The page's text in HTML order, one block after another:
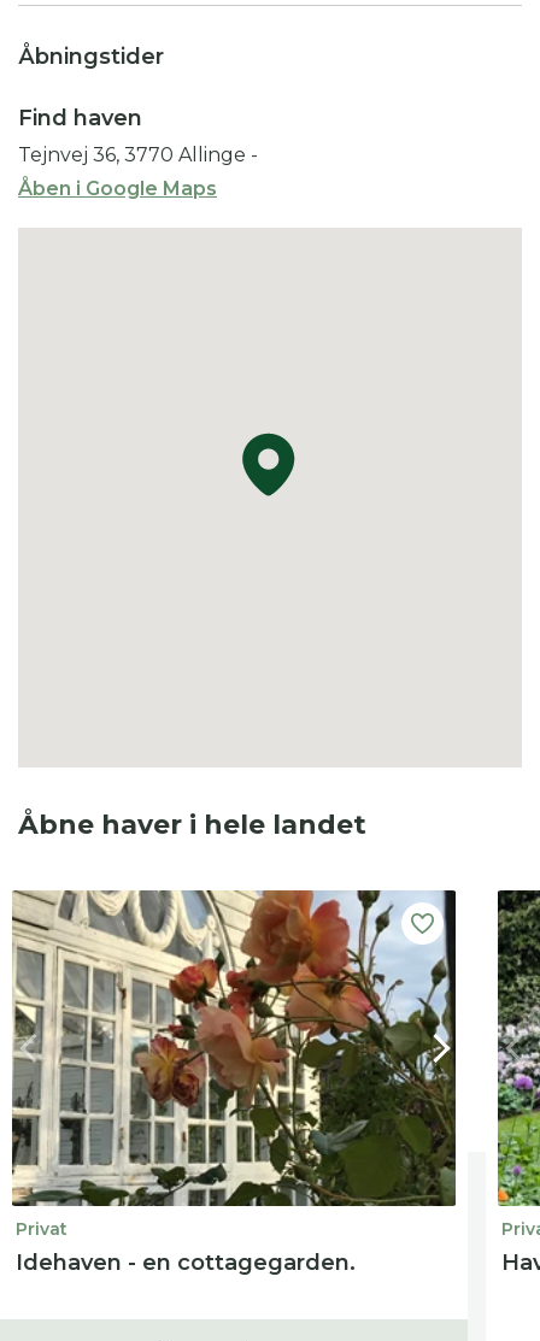
meste af haven.
Åbningstider
Find haven
Tejnvej 36, 3770 Allinge -
Åben i Google Maps
Åbne haver i hele landet
Privat
Idehaven - en cottagegarden.